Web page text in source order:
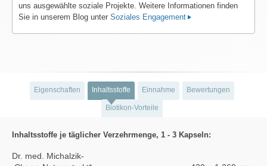
uns ausgewählte soziale Projekte. Weitere Informationen finden
Sie in unserem Blog unter Soziales Engagement
Eigenschaften Inhaltsstoffe Einnahme Bewertungen
Biotikon-Vorteile
Inhaltsstoffe je täglicher Verzehrmenge, 1 - 3 Kapseln:
Dr. med. Michalzik-